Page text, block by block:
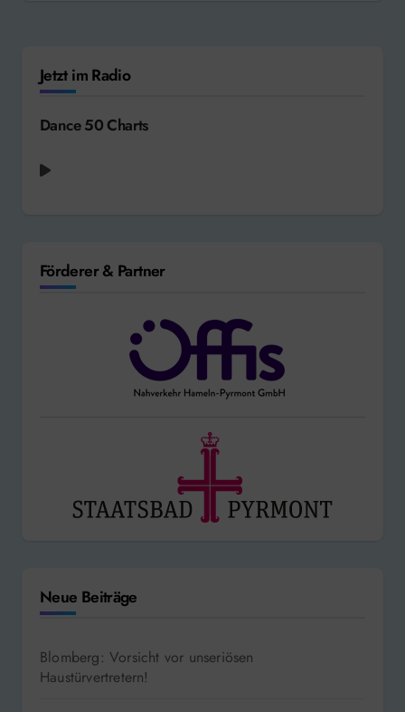
Jetzt im Radio
Dance 50 Charts
Förderer & Partner
Neue Beiträge
Blomberg: Vorsicht vor unseriösen
Haustürvertretern!